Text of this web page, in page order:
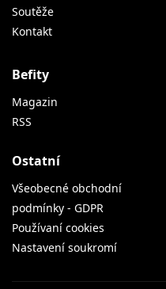
Soutěže
Kontakt
Befity
Magazin
RSS
Ostatní
Všeobecné obchodní
podmínky - GDPR
Používaní cookies
Nastavení soukromí